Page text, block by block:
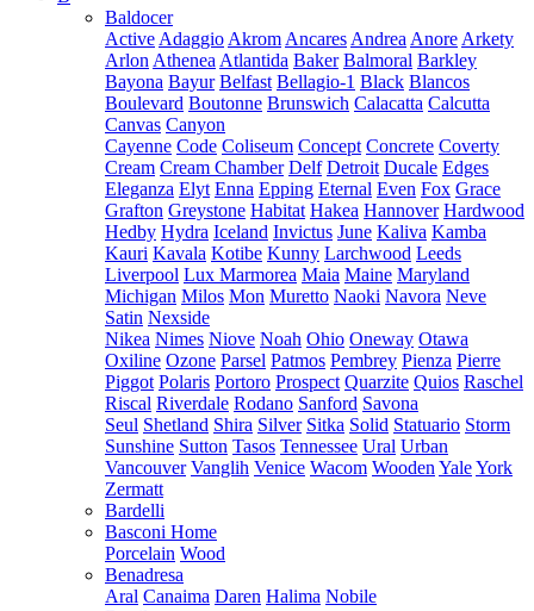
Baldocer
Active Adaggio Akrom Ancares Andrea Anore Arkety
Arlon Athenea Atlantida Baker Balmoral Barkley
Bayona Bayur Belfast Bellagio-1 Black Blancos
Boulevard Boutonne Brunswich Calacatta Calcutta
Canvas Canyon
Cayenne Code Coliseum Concept Concrete Coverty
Cream Cream Chamber Delf Detroit Ducale Edges
Eleganza Elyt Enna Epping Eternal Even Fox Grace
Grafton Greystone Habitat Hakea Hannover Hardwood
Hedby Hydra Iceland Invictus June Kaliva Kamba
Kauri Kavala Kotibe Kunny Larchwood Leeds
Liverpool Lux Marmorea Maia Maine Maryland
Michigan Milos Mon Muretto Naoki Navora Neve
Satin Nexside
Nikea Nimes Niove Noah Ohio Oneway Otawa
Oxiline Ozone Parsel Patmos Pembrey Pienza Pierre
Piggot Polaris Portoro Prospect Quarzite Quios Raschel
Riscal Riverdale Rodano Sanford Savona
Seul Shetland Shira Silver Sitka Solid Statuario Storm
Sunshine Sutton Tasos Tennessee Ural Urban
Vancouver Vanglih Venice Wacom Wooden YaleYork
Zermatt
Bardelli
Basconi Home
Porcelain Wood
Benadresa
Aral Canaima Daren Halima Nobile